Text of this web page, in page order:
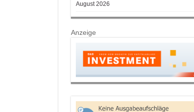
August 2026
Anzeige